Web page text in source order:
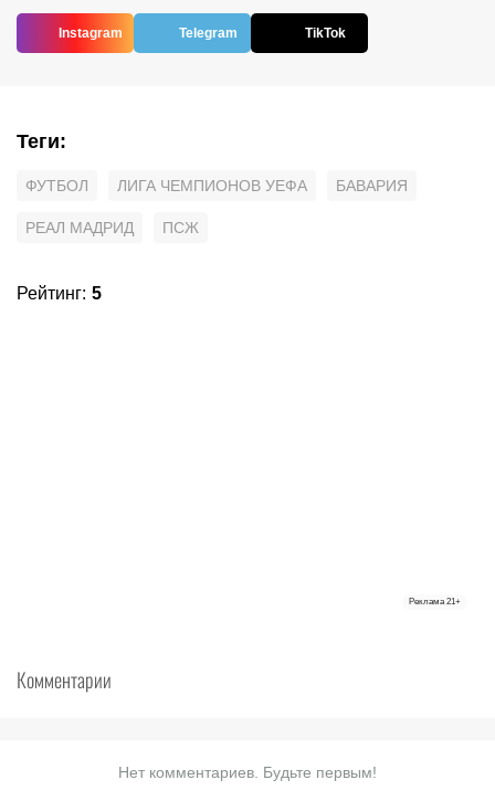
Instagram Telegram TikTok
Теги:
ФУТБОЛ ЛИГА ЧЕМПИОНОВ УЕФА БАВАРИЯ
РЕАЛ МАДРИД ПСЖ
Рейтинг: 5
Реклама 21+
Комментарии
Нет комментариев. Будьте первым!